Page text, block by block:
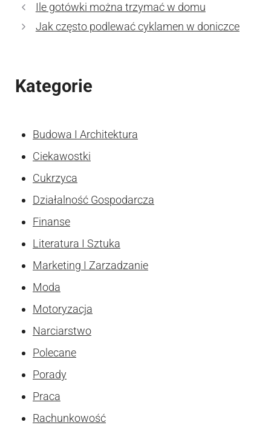
Ile gotówki można trzymać w domu
Jak często podlewać cyklamen w doniczce
Kategorie
Budowa I Architektura
Ciekawostki
Cukrzyca
Działalność Gospodarcza
Finanse
Literatura I Sztuka
Marketing I Zarzadzanie
Moda
Motoryzacja
Narciarstwo
Polecane
Porady
Praca
Rachunkowość